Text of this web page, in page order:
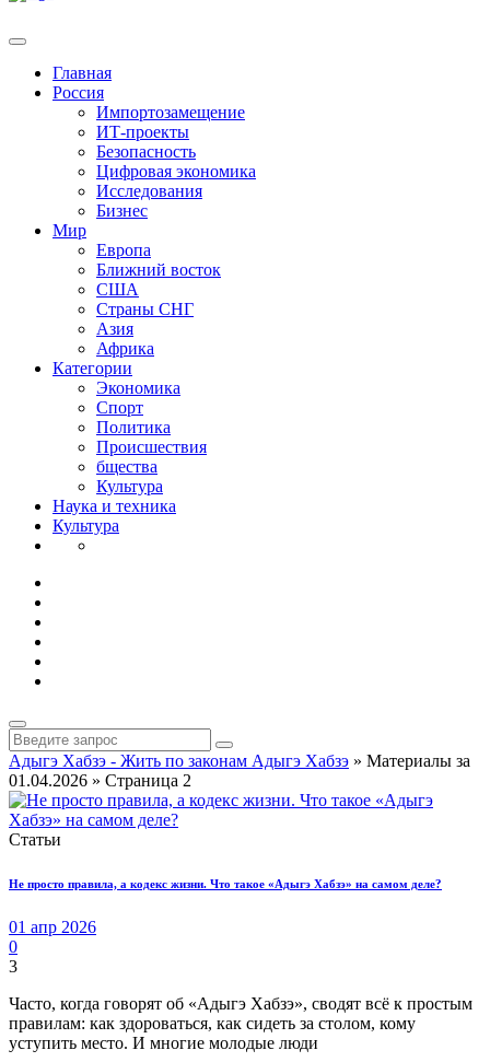
Главная
Россия
Импортозамещение
ИТ-проекты
Безопасность
Цифровая экономика
Исследования
Бизнес
Мир
Европа
Ближний восток
США
Страны СНГ
Азия
Африка
Категории
Экономика
Спорт
Политика
Происшествия
бщества
Культура
Наука и техника
Культура
Адыгэ Хабзэ - Жить по законам Адыгэ Хабзэ » Материалы за
01.04.2026 » Страница 2
Статьи
Не просто правила, а кодекс жизни. Что такое «Адыгэ Хабзэ» на самом деле?
01 апр 2026
0
3
Часто, когда говорят об «Адыгэ Хабзэ», сводят всё к простым
правилам: как здороваться, как сидеть за столом, кому
уступить место. И многие молодые люди